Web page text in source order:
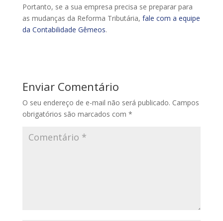
Portanto, se a sua empresa precisa se preparar para
as mudanças da Reforma Tributária, fale com a equipe
da Contabilidade Gêmeos.
Enviar Comentário
O seu endereço de e-mail não será publicado. Campos
obrigatórios são marcados com *